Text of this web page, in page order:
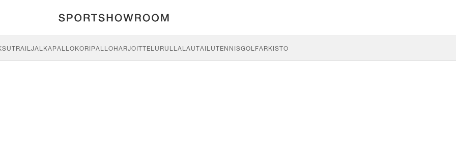
TRAILJALKAPALLOKORIPALLOHARJOITTELU RULLALAUTAILUTENNISGOLFARKISTO